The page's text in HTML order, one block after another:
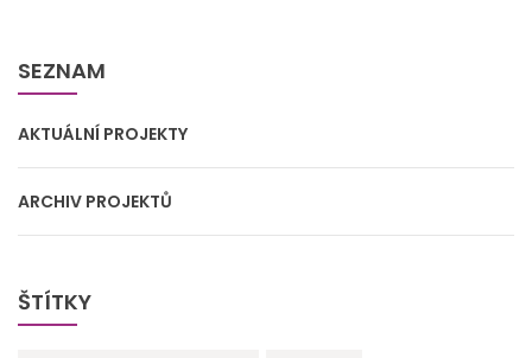
SEZNAM
AKTUÁLNÍ PROJEKTY
ARCHIV PROJEKTŮ
ŠTÍTKY